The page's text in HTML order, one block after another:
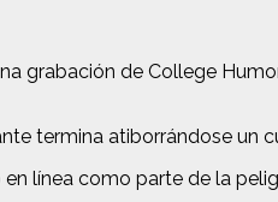
grabación de College
termina atiborrándose un
línea como parte de la